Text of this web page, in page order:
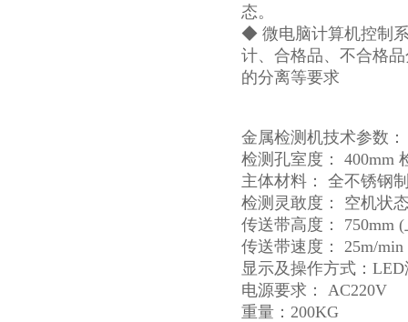
态。
◆ 微电脑计算机控制
计、合格品、不合格
的分离等要求
金属检测机技术参数：
检测孔室度： 400mm
主体材料： 全不锈钢
检测灵敢度： 空机状
传送带高度： 750mm
传送带速度： 25m/min
显示及操作方式：
电源要求： AC220V
重量：200KG